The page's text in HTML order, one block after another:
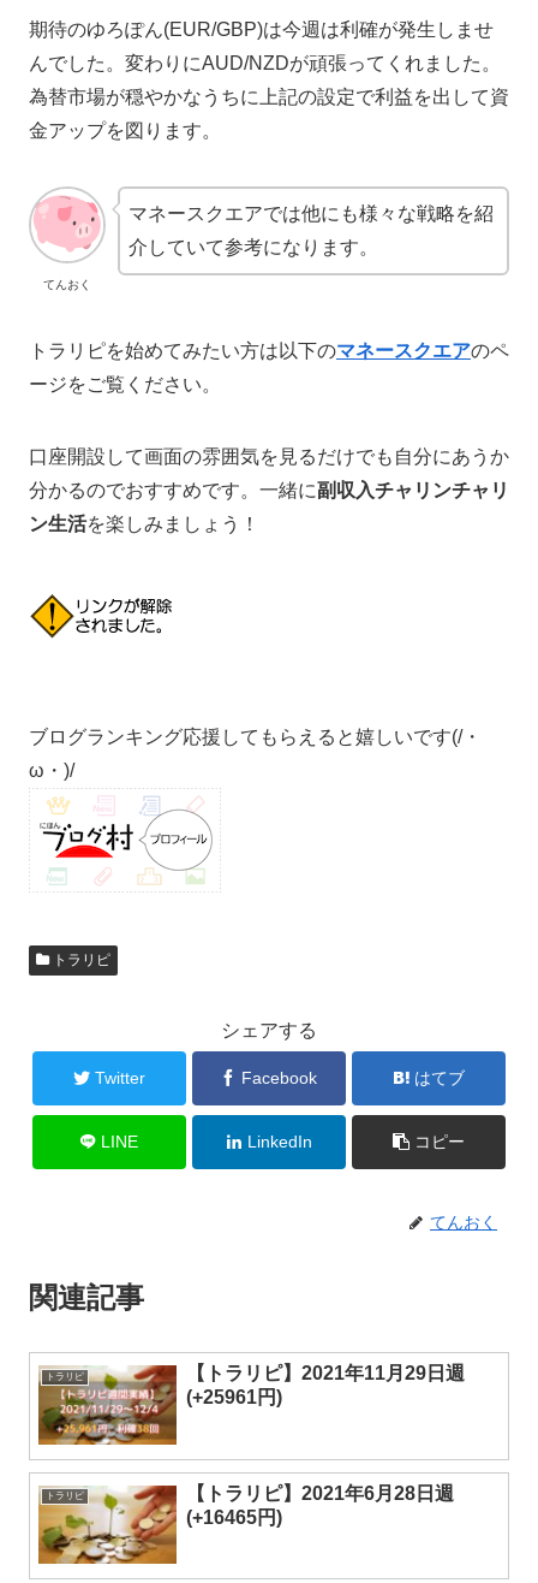
期待のゆろぽん(EUR/GBP)は今週は利確が発生しませ
んでした。変わりにAUD/NZDが頑張ってくれました。
為替市場が穏やかなうちに上記の設定で利益を出して資
金アップを図ります。
てんおく
マネースクエアでは他にも様々な戦略を紹
介していて参考になります。
トラリピを始めてみたい方は以下のマネースクエアのペ
ージをご覧ください。
口座開設して画面の雰囲気を見るだけでも自分にあうか
分かるのでおすすめです。一緒に副収入チャリンチャリ
ン生活を楽しみましょう！
ブログランキング応援してもらえると嬉しいです(/・
ω・)/
トラリピ
シェアする
Twitter Facebook はてブ
LINE LinkedIn コピー
てんおく
関連記事
トラリピ
【トラリピ】2021年11月29日週
(+25961円)
トラリピ
【トラリピ】2021年6月28日週
(+16465円)